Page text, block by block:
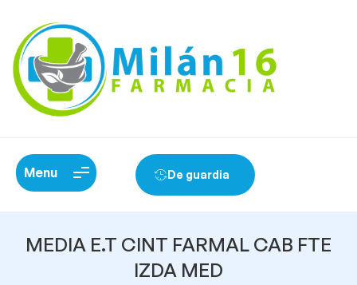
Menu De guardia
MEDIA E.T CINT FARMAL CAB FTE
IZDA MED